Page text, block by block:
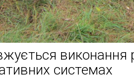
виконання
системах